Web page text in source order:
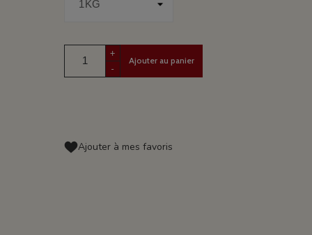
+
-
Ajouter au panier
Ajouter à mes favoris